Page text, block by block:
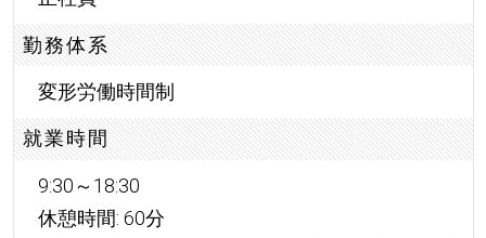
勤務体系
変形労働時間制
就業時間
9:30～18:30
休憩時間: 60分